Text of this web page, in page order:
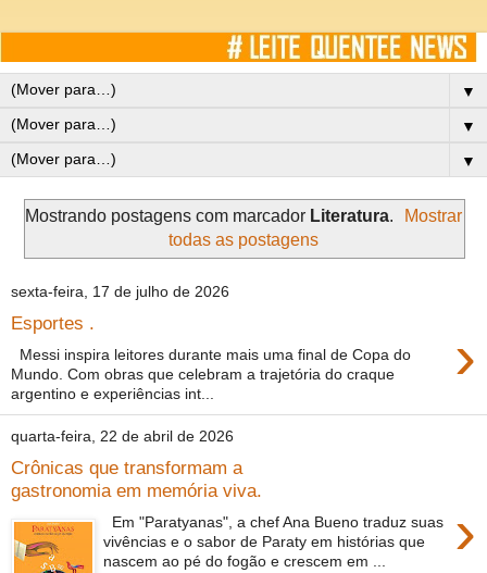
▼
▼
▼
Mostrando postagens com marcador Literatura.
Mostrar
todas as postagens
sexta-feira, 17 de julho de 2026
Esportes . ›
Messi inspira leitores durante mais uma final de Copa do
Mundo. Com obras que celebram a trajetória do craque
argentino e experiências int...
quarta-feira, 22 de abril de 2026
Crônicas que transformam a
gastronomia em memória viva.
›
Em "Paratyanas", a chef Ana Bueno traduz suas
vivências e o sabor de Paraty em histórias que
nascem ao pé do fogão e crescem em ...